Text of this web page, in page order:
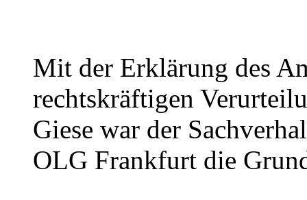
Mit der Erklärung des
rechtskräftigen
Giese war der
OLG Frankfurt die